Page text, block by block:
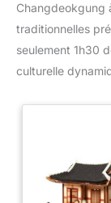
Changdeokgung
traditionnelles
seulement 1h30
culturelle